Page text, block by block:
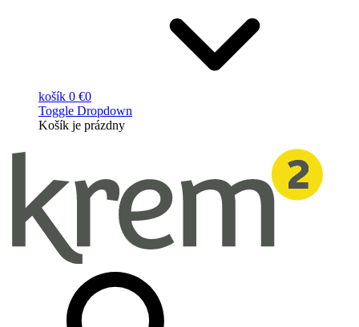
košík 0 €0
Toggle Dropdown
Košík je prázdny